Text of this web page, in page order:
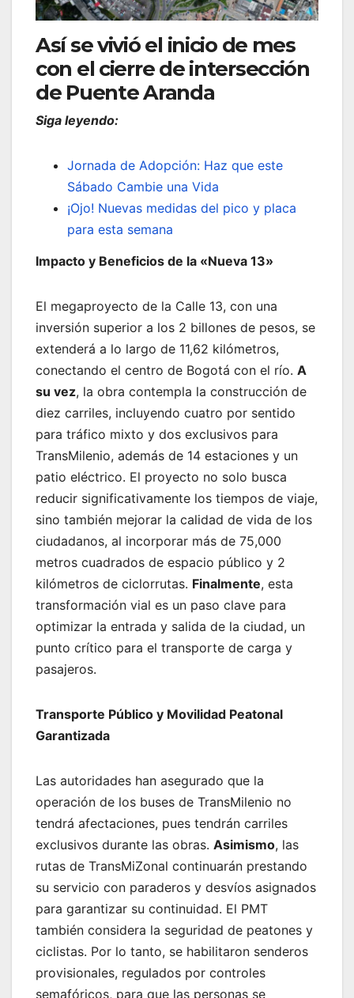
Así se vivió el inicio de mes
con el cierre de intersección
de Puente Aranda
Siga leyendo:
Jornada de Adopción: Haz que este
Sábado Cambie una Vida
¡Ojo! Nuevas medidas del pico y placa
para esta semana
Impacto y Beneficios de la «Nueva 13»
El megaproyecto de la Calle 13, con una
inversión superior a los 2 billones de pesos, se
extenderá a lo largo de 11,62 kilómetros,
conectando el centro de Bogotá con el río. A
su vez, la obra contempla la construcción de
diez carriles, incluyendo cuatro por sentido
para tráfico mixto y dos exclusivos para
TransMilenio, además de 14 estaciones y un
patio eléctrico. El proyecto no solo busca
reducir significativamente los tiempos de viaje,
sino también mejorar la calidad de vida de los
ciudadanos, al incorporar más de 75,000
metros cuadrados de espacio público y 2
kilómetros de ciclorrutas. Finalmente, esta
transformación vial es un paso clave para
optimizar la entrada y salida de la ciudad, un
punto crítico para el transporte de carga y
pasajeros.
Transporte Público y Movilidad Peatonal
Garantizada
Las autoridades han asegurado que la
operación de los buses de TransMilenio no
tendrá afectaciones, pues tendrán carriles
exclusivos durante las obras. Asimismo, las
rutas de TransMiZonal continuarán prestando
su servicio con paraderos y desvíos asignados
para garantizar su continuidad. El PMT
también considera la seguridad de peatones y
ciclistas. Por lo tanto, se habilitaron senderos
provisionales, regulados por controles
semafóricos, para que las personas se